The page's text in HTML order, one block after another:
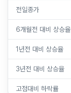
전일종가
6개월전 대비 상승율
1년전 대비 상승율
3년전 대비 상승율
고점대비 하락률